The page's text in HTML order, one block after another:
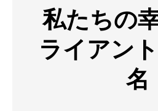
私たちの
ライアント
名